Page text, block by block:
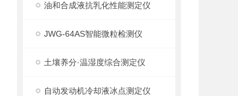
油和合成液抗乳化性能测定仪
JWG-64AS智能微粒检测仪
土壤养分·温湿度综合测定仪
自动发动机冷却液冰点测定仪